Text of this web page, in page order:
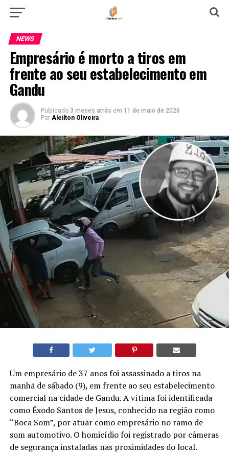
NEWS
Empresário é morto a tiros em
frente ao seu estabelecimento em
Gandu
Publicado 3 meses atrás em 11 de maio de 2026
Por Aleilton Oliveira
Um empresário de 37 anos foi assassinado a tiros na
manhã de sábado (9), em frente ao seu estabelecimento
comercial na cidade de Gandu. A vítima foi identificada
como Êxodo Santos de Jesus, conhecido na região como
“Boca Som”, por atuar como empresário no ramo de
som automotivo. O homicídio foi registrado por câmeras
de segurança instaladas nas proximidades do local.